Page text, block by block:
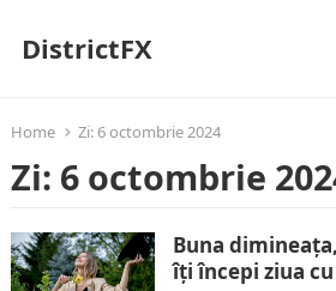
DistrictFX
Home Zi:6 octombrie 2024
Zi: 6 octombrie
Buna
îți începi ziua